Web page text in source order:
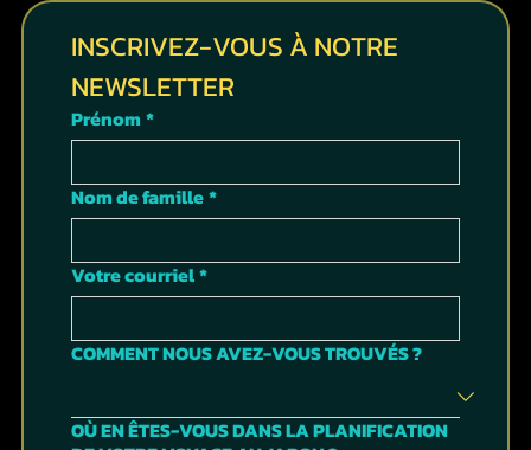
INSCRIVEZ-VOUS À NOTRE
NEWSLETTER
Prénom *
Nom de famille*
Votre courriel*
COMMENT NOUS AVEZ-VOUS TROUVÉS ?
OÙ EN ÊTES-VOUS DANS LA PLANIFICATION